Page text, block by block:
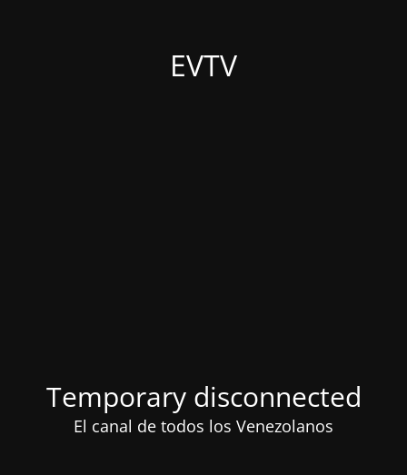
EVTV
Temporary disconnected
El canal de todos los Venezolanos